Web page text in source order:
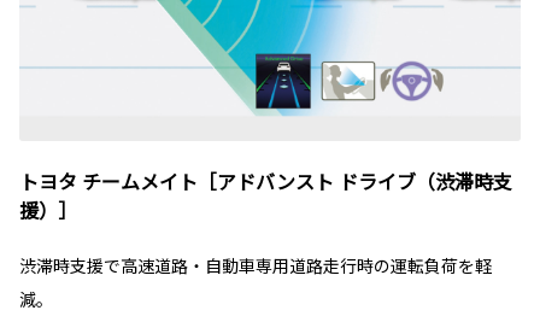
トヨタ チームメイト［アドバンスト ドライブ（渋滞時支
援）］
渋滞時支援で高速道路・自動車専用道路走行時の運転負荷を軽
減。